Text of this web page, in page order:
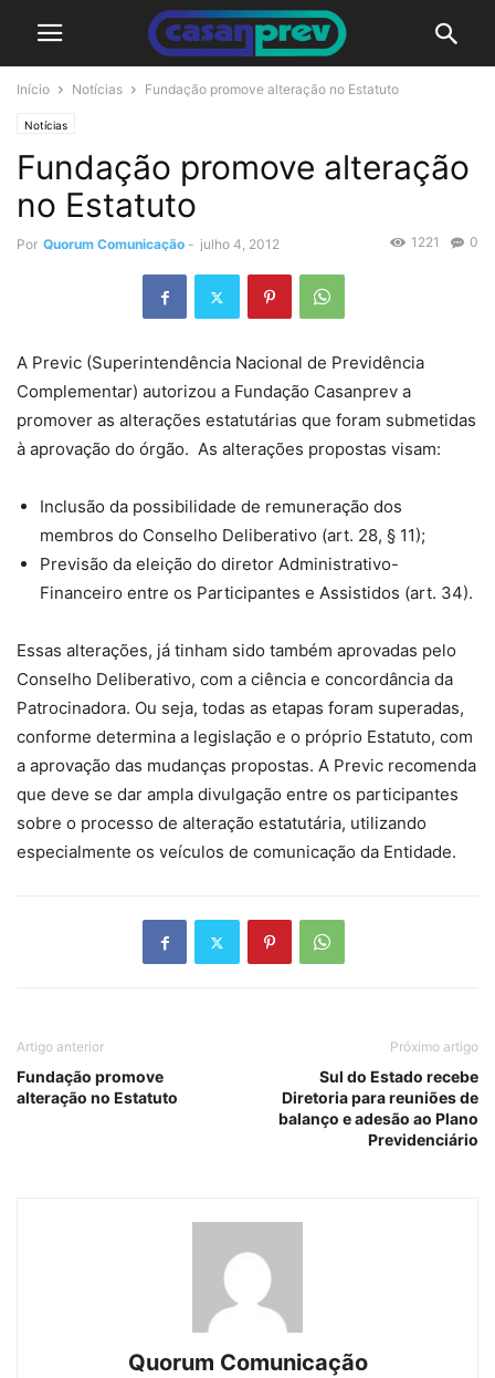
Início Notícias Fundação promove alteração no Estatuto
Notícias
Fundação promove alteração
no Estatuto
Por Quorum Comunicação - julho 4, 2012 0
1221
A Previc (Superintendência Nacional de Previdência
Complementar) autorizou a Fundação Casanprev a
promover as alterações estatutárias que foram submetidas
à aprovação do órgão. As alterações propostas visam:
Inclusão da possibilidade de remuneração dos
membros do Conselho Deliberativo (art. 28, § 11);
Previsão da eleição do diretor Administrativo-
Financeiro entre os Participantes e Assistidos (art. 34).
Essas alterações, já tinham sido também aprovadas pelo
Conselho Deliberativo, com a ciência e concordância da
Patrocinadora. Ou seja, todas as etapas foram superadas,
conforme determina a legislação e o próprio Estatuto, com
a aprovação das mudanças propostas. A Previc recomenda
que deve se dar ampla divulgação entre os participantes
sobre o processo de alteração estatutária, utilizando
especialmente os veículos de comunicação da Entidade.
Artigo anterior
Fundação promove
alteração no Estatuto
Próximo artigo
Sul do Estado recebe
Diretoria para reuniões de
balanço e adesão ao Plano
Previdenciário
Quorum Comunicação